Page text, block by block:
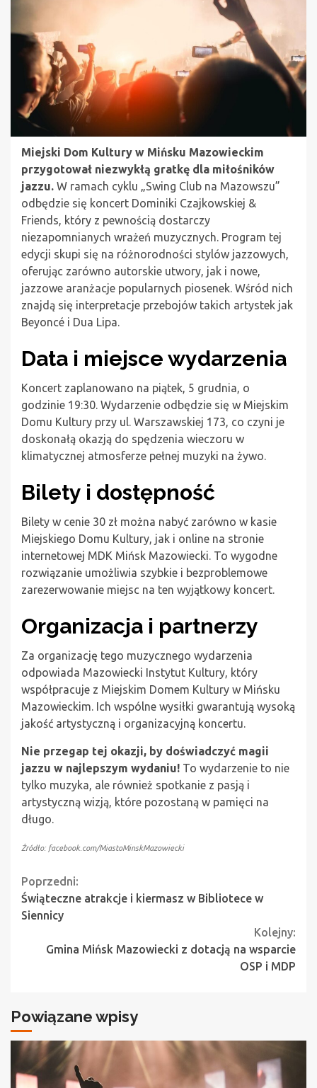
Miejski Dom Kultury w Mińsku Mazowieckim
przygotował niezwykłą gratkę dla miłośników
jazzu. W ramach cyklu „Swing Club na Mazowszu”
odbędzie się koncert Dominiki Czajkowskiej &
Friends, który z pewnością dostarczy
niezapomnianych wrażeń muzycznych. Program tej
edycji skupi się na różnorodności stylów jazzowych,
oferując zarówno autorskie utwory, jak i nowe,
jazzowe aranżacje popularnych piosenek. Wśród nich
znajdą się interpretacje przebojów takich artystek jak
Beyoncé i Dua Lipa.
Data i miejsce wydarzenia
Koncert zaplanowano na piątek, 5 grudnia, o
godzinie 19:30. Wydarzenie odbędzie się w Miejskim
Domu Kultury przy ul. Warszawskiej 173, co czyni je
doskonałą okazją do spędzenia wieczoru w
klimatycznej atmosferze pełnej muzyki na żywo.
Bilety i dostępność
Bilety w cenie 30 zł można nabyć zarówno w kasie
Miejskiego Domu Kultury, jak i online na stronie
internetowej MDK Mińsk Mazowiecki. To wygodne
rozwiązanie umożliwia szybkie i bezproblemowe
zarezerwowanie miejsc na ten wyjątkowy koncert.
Organizacja i partnerzy
Za organizację tego muzycznego wydarzenia
odpowiada Mazowiecki Instytut Kultury, który
współpracuje z Miejskim Domem Kultury w Mińsku
Mazowieckim. Ich wspólne wysiłki gwarantują wysoką
jakość artystyczną i organizacyjną koncertu.
Nie przegap tej okazji, by doświadczyć magii
jazzu w najlepszym wydaniu! To wydarzenie to nie
tylko muzyka, ale również spotkanie z pasją i
artystyczną wizją, które pozostaną w pamięci na
długo.
Źródło: facebook.com/MiastoMinskMazowiecki
Continue
Reading
Poprzedni:
Świąteczne atrakcje i kiermasz w Bibliotece w
Siennicy
Kolejny:
Gmina Mińsk Mazowiecki z dotacją na wsparcie
OSP i MDP
Powiązane wpisy